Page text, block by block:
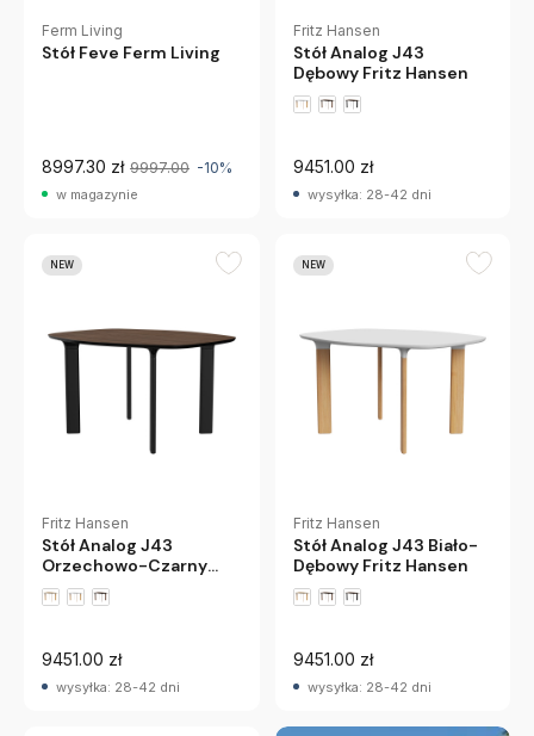
Ferm Living
Stół Feve Ferm Living
8997.30 zł 9997.00 -10%
w magazynie
Fritz Hansen
Stół Analog J43
Dębowy Fritz Hansen
9451.00 zł
wysyłka: 28-42 dni
NEW
Fritz Hansen
Stół Analog J43
Orzechowo-Czarny
Fritz Hansen
9451.00 zł
wysyłka: 28-42 dni
NEW
Fritz Hansen
Stół Analog J43 Biało-
Dębowy Fritz Hansen
9451.00 zł
wysyłka: 28-42 dni